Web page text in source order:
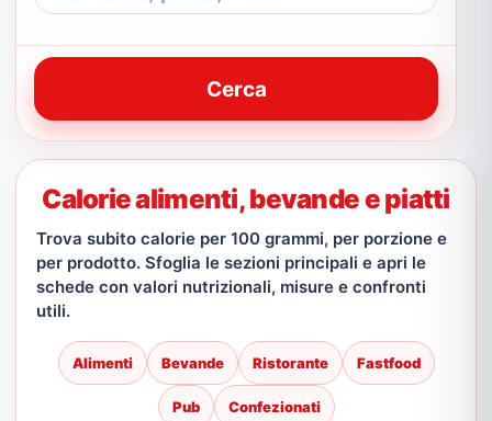
Cerca
Calorie alimenti, bevande e piatti
Trova subito calorie per 100 grammi, per porzione e
per prodotto. Sfoglia le sezioni principali e apri le
schede con valori nutrizionali, misure e confronti
utili.
Alimenti Bevande Ristorante Fastfood
Pub Confezionati